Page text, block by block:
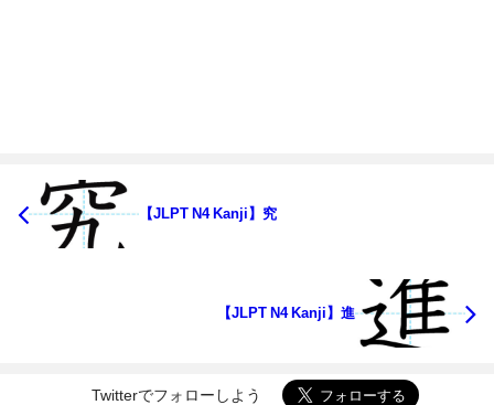
【JLPT N4 Kanji】究
【JLPT N4 Kanji】進
Twitterでフォローしよう